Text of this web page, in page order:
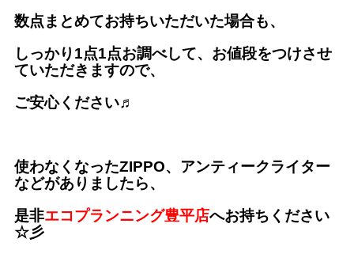
数点まとめてお持ちいただいた場合も、
しっかり1点1点お調べして、 お値段をつけさせ
ていただきますので、
ご安心ください♬
使わなくなったZIPPO、アンティークライター
などがありましたら、
是非エコプランニング豊平店へお持ちください
☆彡